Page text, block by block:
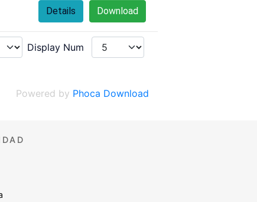
Download
Details
Display Num
Powered by Phoca Download